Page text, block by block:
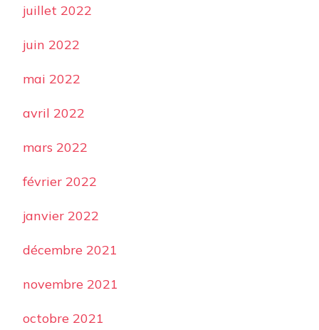
juillet 2022
juin 2022
mai 2022
avril 2022
mars 2022
février 2022
janvier 2022
décembre 2021
novembre 2021
octobre 2021